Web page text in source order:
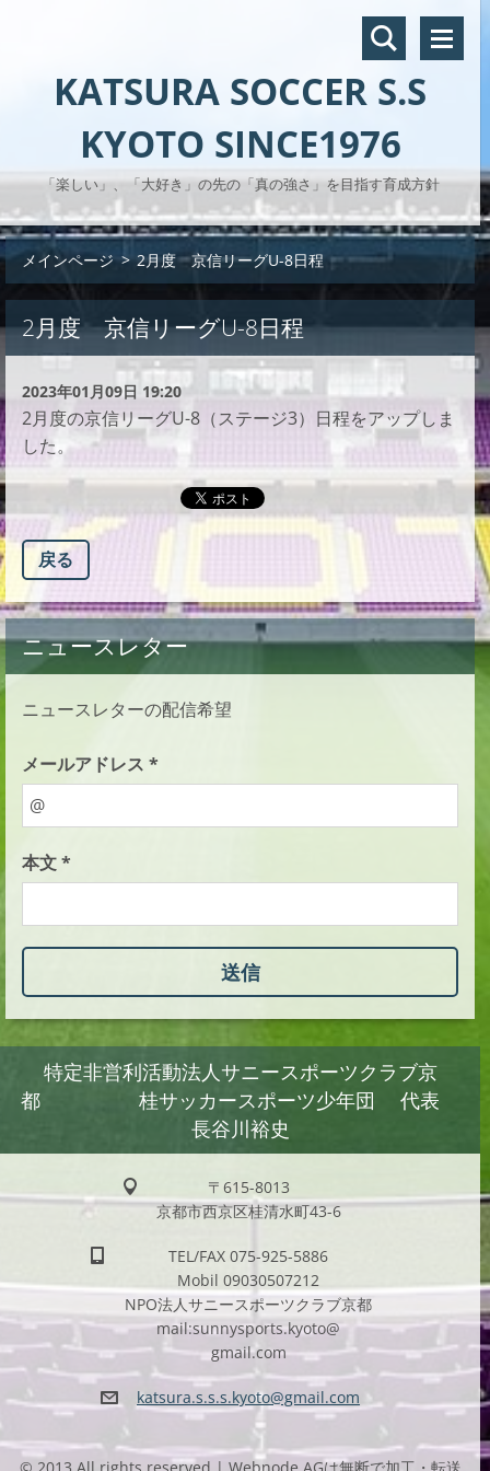
KATSURA SOCCER S.S
KYOTO SINCE1976
「楽しい」、「大好き」の先の「真の強さ」を目指す育成方針
メインページ > 2月度 京信リーグU-8日程
2月度 京信リーグU-8日程
2023年01月09日 19:20
2月度の京信リーグU-8（ステージ3）日程をアップしま
した。
戻る
ニュースレター
ニュースレターの配信希望
メールアドレス *
本文 *
特定非営利活動法人サニースポーツクラブ京
都 桂サッカースポーツ少年団 代表
長谷川裕史
〒615-8013
京都市西京区桂清水町43-6
TEL/FAX 075-925-5886
Mobil 09030507212
NPO法人サニースポーツクラブ京都
mail:sunnysports.kyoto@
gmail.com
katsura.s.s.s.kyoto@gmail.com